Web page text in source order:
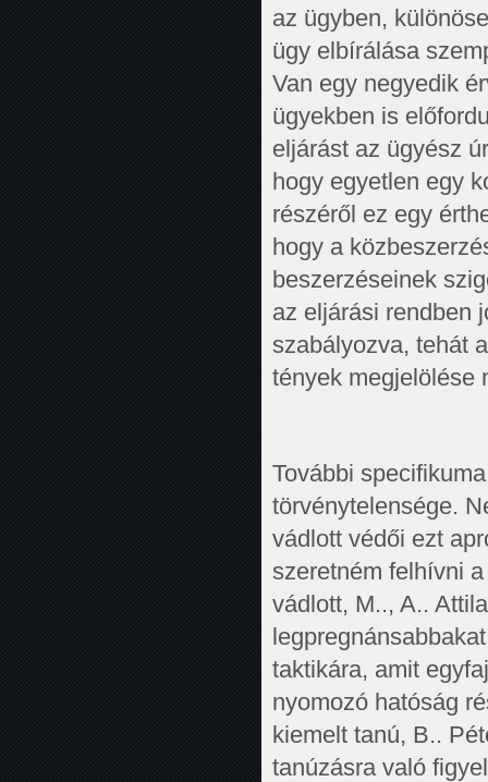
az ügyben,
ügy elbírálása
Van egy negyedik
ügyekben is
eljárást az ügyész
hogy egyetlen egy
részéről ez egy
hogy a
beszerzéseinek
az eljárási rendben
szabályozva, tehát
tények megjelölése
További
törvénytelensége.
vádlott védői ezt
szeretném felhívni
vádlott, M.., A..
taktikára, amit
nyomozó hatóság
kiemelt tanú, B..
tanúzásra való